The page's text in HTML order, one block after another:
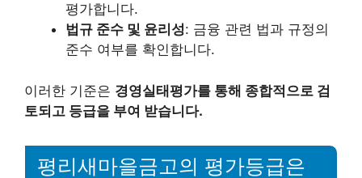
평가합니다.
법규 준수 및 윤리성: 금융 관련 법과 규정의
준수 여부를 확인합니다.
이러한 기준은 경영실태평가를 통해 종합적으로 검
토되고 등급을 부여 받습니다.
평리새마을금고의 평가등급은